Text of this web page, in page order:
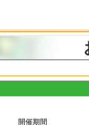
開催期間